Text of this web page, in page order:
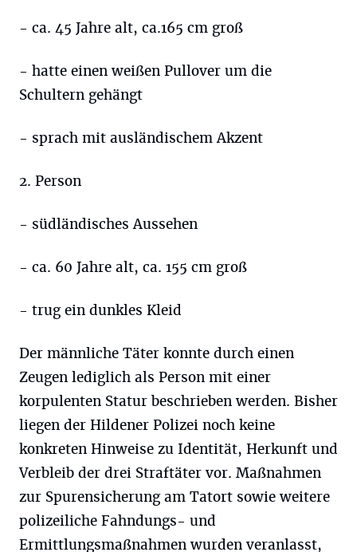
- ca. 45 Jahre alt, ca.165 cm groß
- hatte einen weißen Pullover um die
Schultern gehängt
- sprach mit ausländischem Akzent
2. Person
- südländisches Aussehen
- ca. 60 Jahre alt, ca. 155 cm groß
- trug ein dunkles Kleid
Der männliche Täter konnte durch einen
Zeugen lediglich als Person mit einer
korpulenten Statur beschrieben werden. Bisher
liegen der Hildener Polizei noch keine
konkreten Hinweise zu Identität, Herkunft und
Verbleib der drei Straftäter vor. Maßnahmen
zur Spurensicherung am Tatort sowie weitere
polizeiliche Fahndungs- und
Ermittlungsmaßnahmen wurden veranlasst,